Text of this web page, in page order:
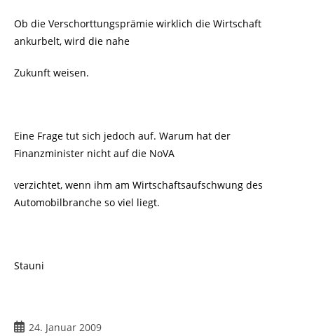
Ob die Verschorttungsprämie wirklich die Wirtschaft
ankurbelt, wird die nahe
Zukunft weisen.
Eine Frage tut sich jedoch auf. Warum hat der
Finanzminister nicht auf die NoVA
verzichtet, wenn ihm am Wirtschaftsaufschwung des
Automobilbranche so viel liegt.
Stauni
Beitrag
24. Januar 2009